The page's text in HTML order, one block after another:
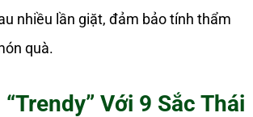
nhiều lần giặt, đảm bảo tính thẩm
quà.
Với 9 Sắc Thái